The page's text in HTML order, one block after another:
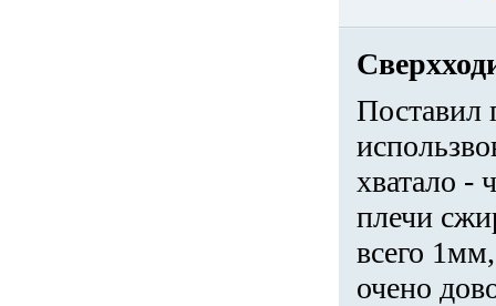
Поставил
хватало -
плечи
всего
очено